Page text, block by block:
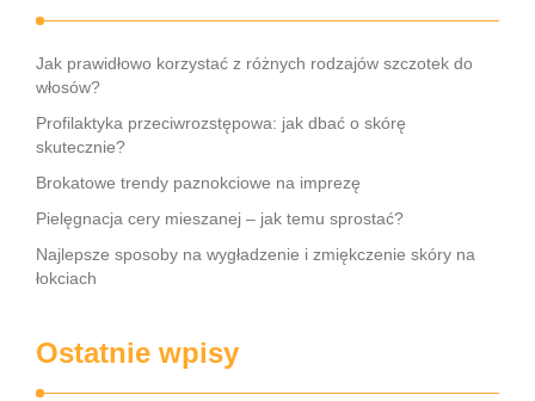
Jak prawidłowo korzystać z różnych rodzajów szczotek do
włosów?
Profilaktyka przeciwrozstępowa: jak dbać o skórę
skutecznie?
Brokatowe trendy paznokciowe na imprezę
Pielęgnacja cery mieszanej – jak temu sprostać?
Najlepsze sposoby na wygładzenie i zmiękczenie skóry na
łokciach
Ostatnie wpisy